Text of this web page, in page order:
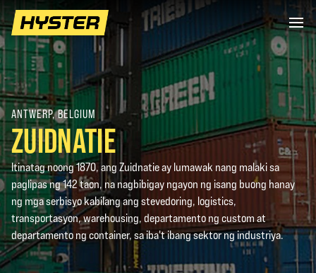
ANTWERP, BELGIUM
ZUIDNATIE
Itinatag noong 1870, ang Zuidnatie ay lumawak nang malaki sa
paglipas ng 142 taon, na nagbibigay ngayon ng isang buong hanay
ng mga serbisyo kabilang ang stevedoring, logistics,
transportasyon, warehousing, departamento ng custom at
departamento ng container, sa iba't ibang sektor ng industriya.